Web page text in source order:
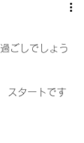
ごしでしょう
スタートです